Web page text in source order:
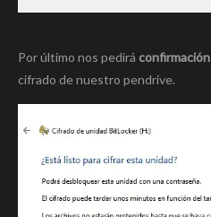
Por último nos pedirá confirmación
cifrado de nuestro pendrive.